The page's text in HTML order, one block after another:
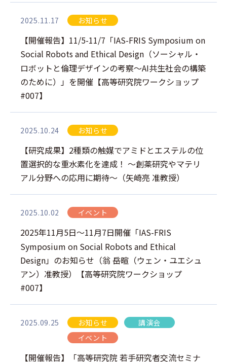
2025.11.17 お知らせ
【開催報告】11/5-11/7「IAS-FRIS Symposium on
Social Robots and Ethical Design（ソーシャル・
ロボットと倫理デザインの考察～AI共生社会の構築
のために）」を開催【高等研究院ワークショップ
#007】
2025.10.24 お知らせ
【研究成果】2種類の触媒でアミドとエステルの位
置選択的な重水素化を達成！ ～創薬研究やマテリ
アル分野への応用に期待～（矢崎亮 准教授）
2025.10.02 イベント
2025年11月5日～11月7日開催「IAS-FRIS
Symposium on Social Robots and Ethical
Design」のお知らせ（翁 岳暄（ウェン・ユエシュ
アン）准教授）【高等研究院ワークショップ
#007】
2025.09.25 お知らせ
講演会
イベント
【開催報告】「高等研究院 若手研究者交流セミナ